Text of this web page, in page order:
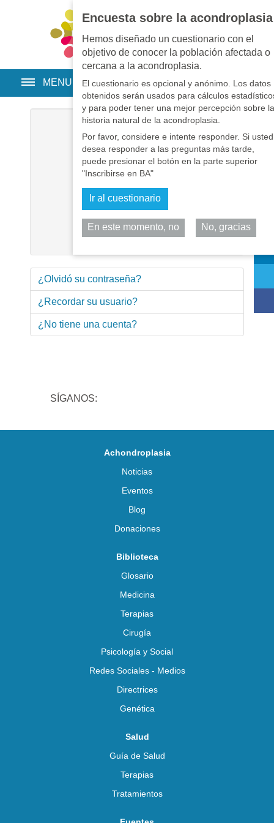
Encuesta sobre la acondroplasia
Hemos diseñado un cuestionario con el
objetivo de conocer la población afectada o
cercana a la acondroplasia.
El cuestionario es opcional y anónimo. Los datos
obtenidos serán usados para cálculos
y para poder tener una mejor percepción sobre la
historia natural de la acondroplasia.
Por favor, considere e intente responder. Si usted
desea responder a las preguntas más tarde,
puede presionar el botón en la parte superior
"Inscribirse en BA"
Ir al cuestionario
En este momento, no No, gracias
EN • PT • ES • RU
MENU
Contraseña*
Recuérdeme
Identificarse
¿Olvidó su contraseña?
¿Recordar su usuario?
¿No tiene una cuenta?
SÍGANOS:
Achondroplasia
Noticias
Eventos
Blog
Donaciones
Biblioteca
Glosario
Medicina
Terapias
Cirugía
Psicología y Social
Redes Sociales - Medios
Directrices
Genética
Salud
Guía de Salud
Terapias
Tratamientos